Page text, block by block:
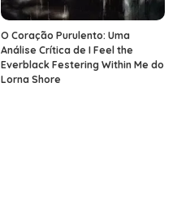
O Coração Purulento: Uma
Análise Crítica de I Feel the
Everblack Festering Within Me do
Lorna Shore